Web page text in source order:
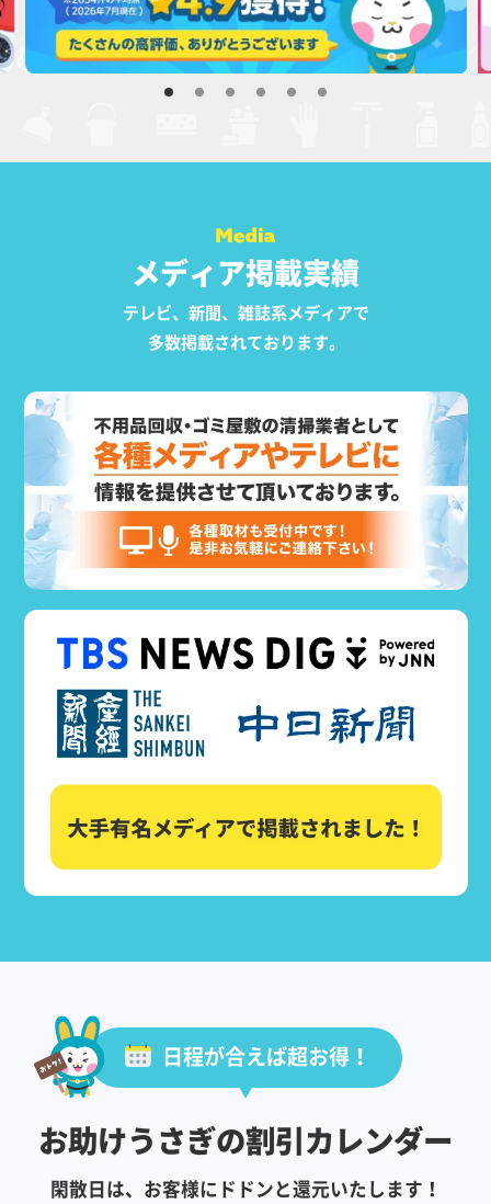
メディア掲載実績
テレビ、新聞、雑誌系メディアで
多数掲載されております。
日程が合えば超お得！
お助けうさぎの割引カレンダー
閑散日は、お客様にドドンと還元いたします！